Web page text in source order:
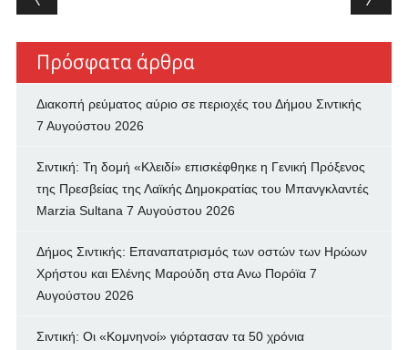
Πρόσφατα άρθρα
Διακοπή ρεύματος αύριο σε περιοχές του Δήμου Σιντικής
7 Αυγούστου 2026
Σιντική: Τη δομή «Κλειδί» επισκέφθηκε η Γενική Πρόξενος
της Πρεσβείας της Λαϊκής Δημοκρατίας του Μπανγκλαντές
Marzia Sultana 7 Αυγούστου 2026
Δήμος Σιντικής: Επαναπατρισμός των oστών των Ηρώων
Χρήστου και Ελένης Μαρούδη στα Ανω Πορόϊα 7
Αυγούστου 2026
Σιντική: Οι «Κομνηνοί» γιόρτασαν τα 50 χρόνια